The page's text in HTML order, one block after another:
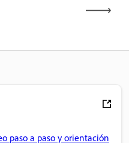
paso a paso y orientación